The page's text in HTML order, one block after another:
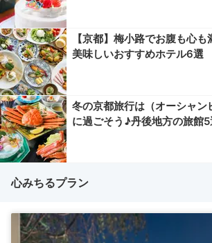
【京都】梅小路でお腹も心
美味しいおすすめホテル6選
冬の京都旅行は（オーシャ
に過ごそう♪丹後地方の旅館
心みちるプラン